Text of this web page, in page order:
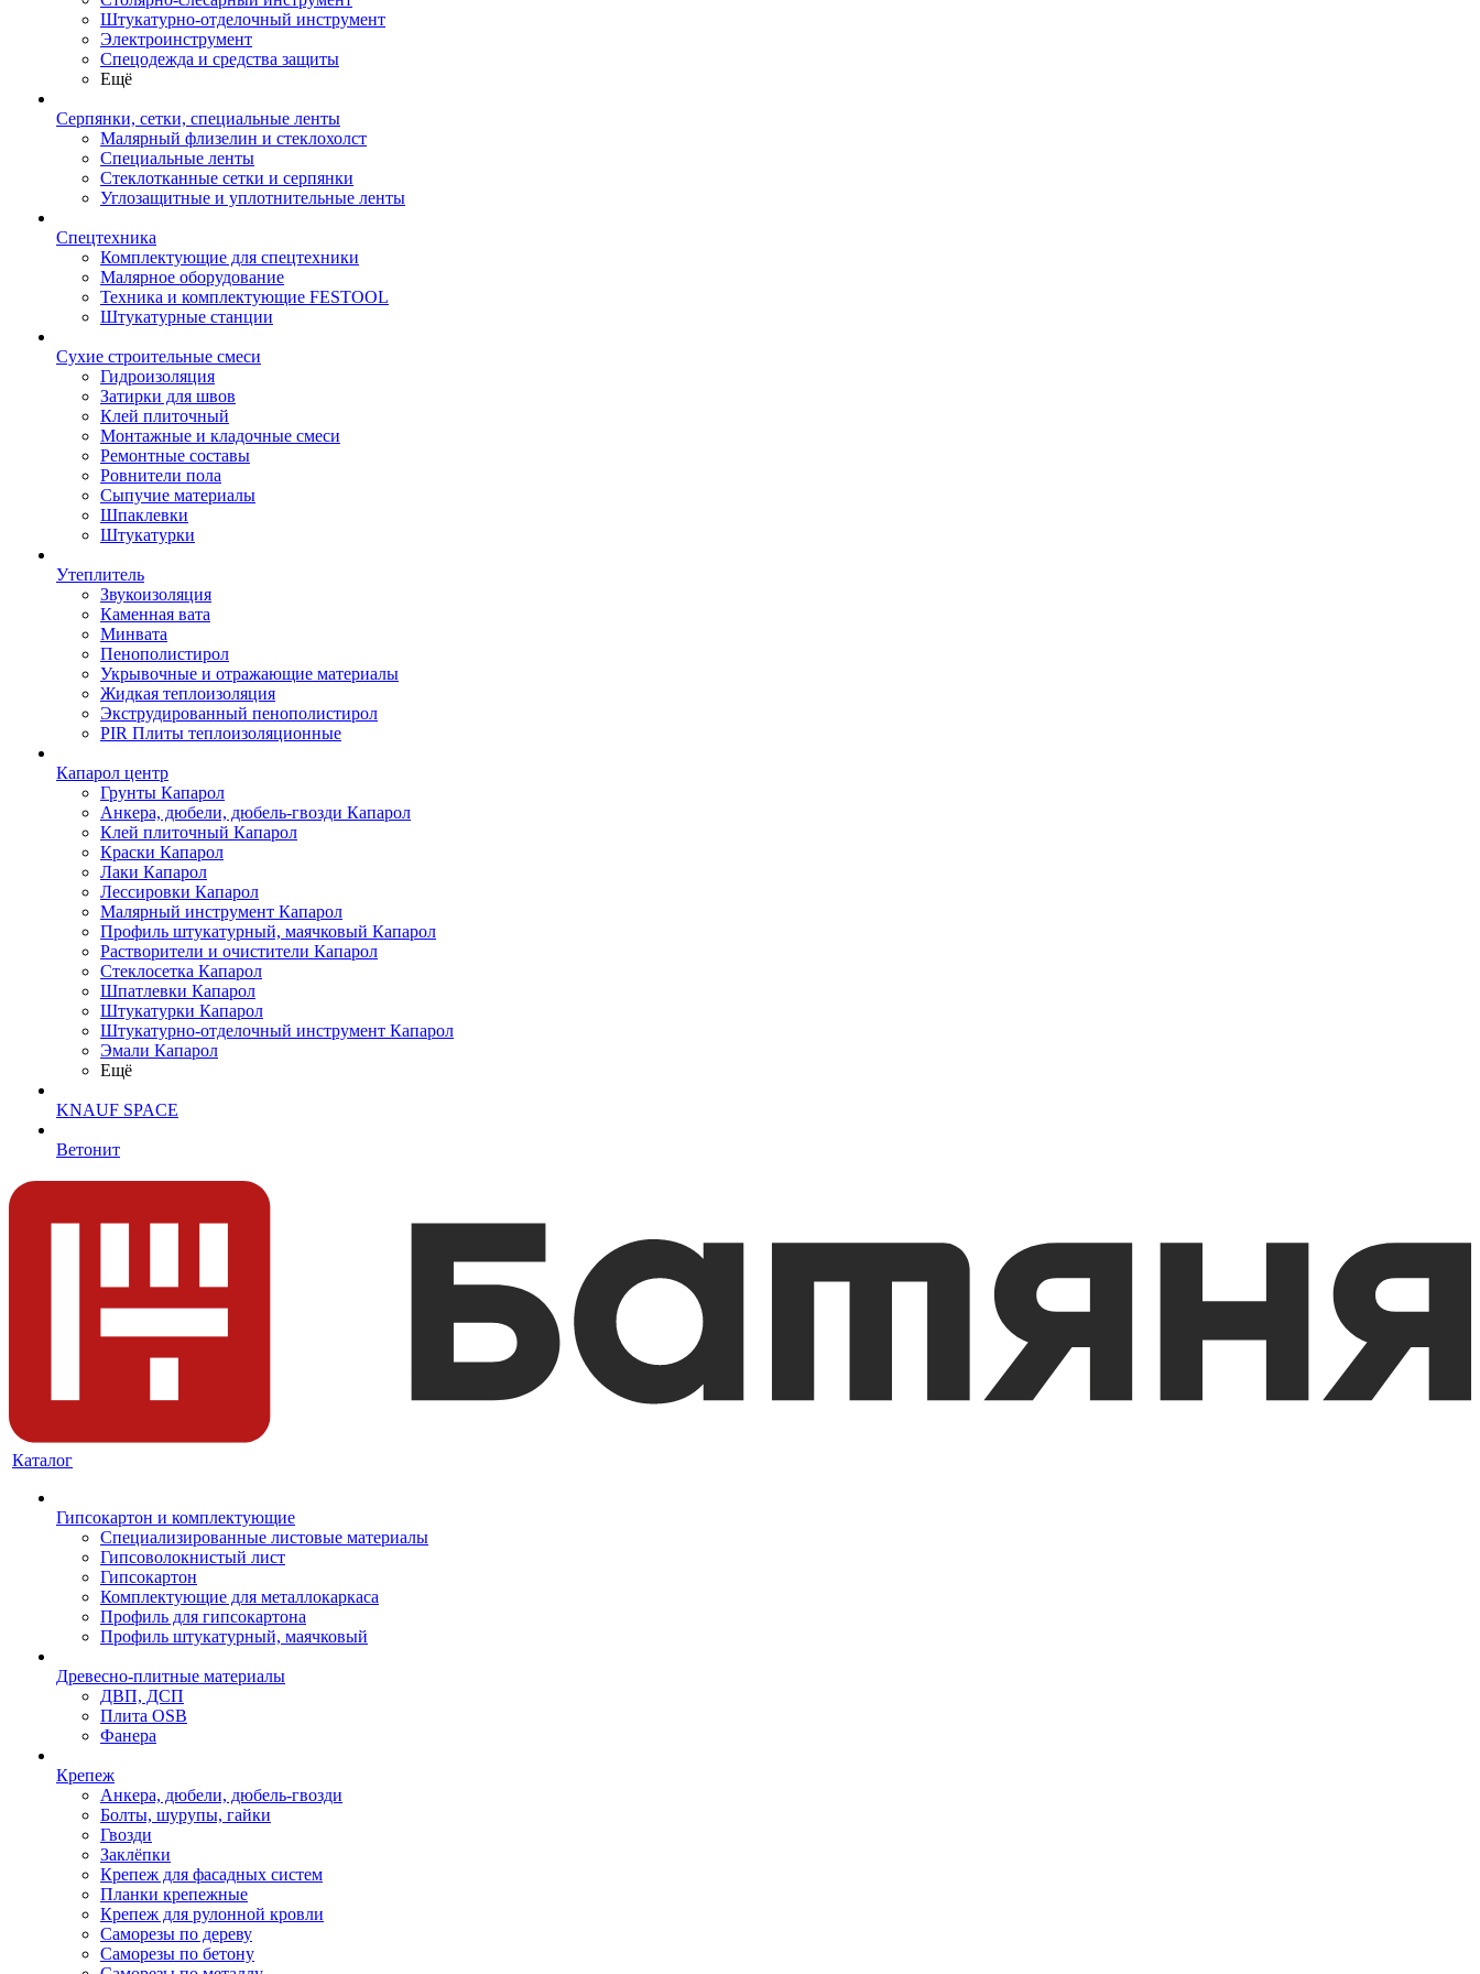
Штукатурно-отделочный инструмент
Электроинструмент
Спецодежда и средства защиты
Ещё
Серпянки, сетки, специальные ленты
Малярный флизелин и стеклохолст
Специальные ленты
Стеклотканные сетки и серпянки
Углозащитные и уплотнительные ленты
Спецтехника
Комплектующие для спецтехники
Малярное оборудование
Техника и комплектующие FESTOOL
Штукатурные станции
Сухие строительные смеси
Гидроизоляция
Затирки для швов
Клей плиточный
Монтажные и кладочные смеси
Ремонтные составы
Ровнители пола
Сыпучие материалы
Шпаклевки
Штукатурки
Утеплитель
Звукоизоляция
Каменная вата
Минвата
Пенополистирол
Укрывочные и отражающие материалы
Жидкая теплоизоляция
Экструдированный пенополистирол
PIR Плиты теплоизоляционные
Капарол центр
Грунты Капарол
Анкера, дюбели, дюбель-гвозди Капарол
Клей плиточный Капарол
Краски Капарол
Лаки Капарол
Лессировки Капарол
Малярный инструмент Капарол
Профиль штукатурный, маячковый Капарол
Растворители и очистители Капарол
Cтеклосетка Капарол
Шпатлевки Капарол
Штукатурки Капарол
Штукатурно-отделочный инструмент Капарол
Эмали Капарол
Ещё
KNAUF SPACE
Ветонит
Каталог
Гипсокартон и комплектующие
Специализированные листовые материалы
Гипсоволокнистый лист
Гипсокартон
Комплектующие для металлокаркаса
Профиль для гипсокартона
Профиль штукатурный, маячковый
Древесно-плитные материалы
ДВП, ДСП
Плита OSB
Фанера
Крепеж
Анкера, дюбели, дюбель-гвозди
Болты, шурупы, гайки
Гвозди
Заклёпки
Крепеж для фасадных систем
Планки крепежные
Крепеж для рулонной кровли
Саморезы по дереву
Саморезы по бетону